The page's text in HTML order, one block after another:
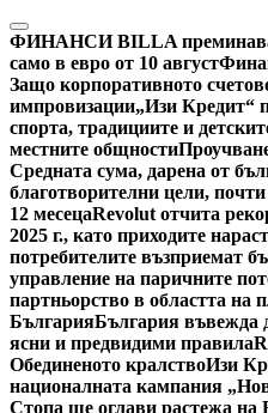
Skip
to
content
ФИНАНСИ BILLA
само в евро от 10 август
Защо корпоративното
импровизации„Изи Кредит“
спорта, традициите и
местните общности
Средната сума, дарена от
благотворителни цели,
12 месецаRevolut отчита
2025 г., като приходите
потребителите възприемат
управление на паричните
партньорство в областта на
БългарияБългария въвежда
ясни и предвидими правила
Обединеното кралствоИзи
националната кампания
Стопа ще оглави растежа на